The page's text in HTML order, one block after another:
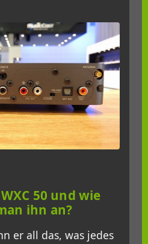
50 und wie
ihn an?
er all das, was jedes